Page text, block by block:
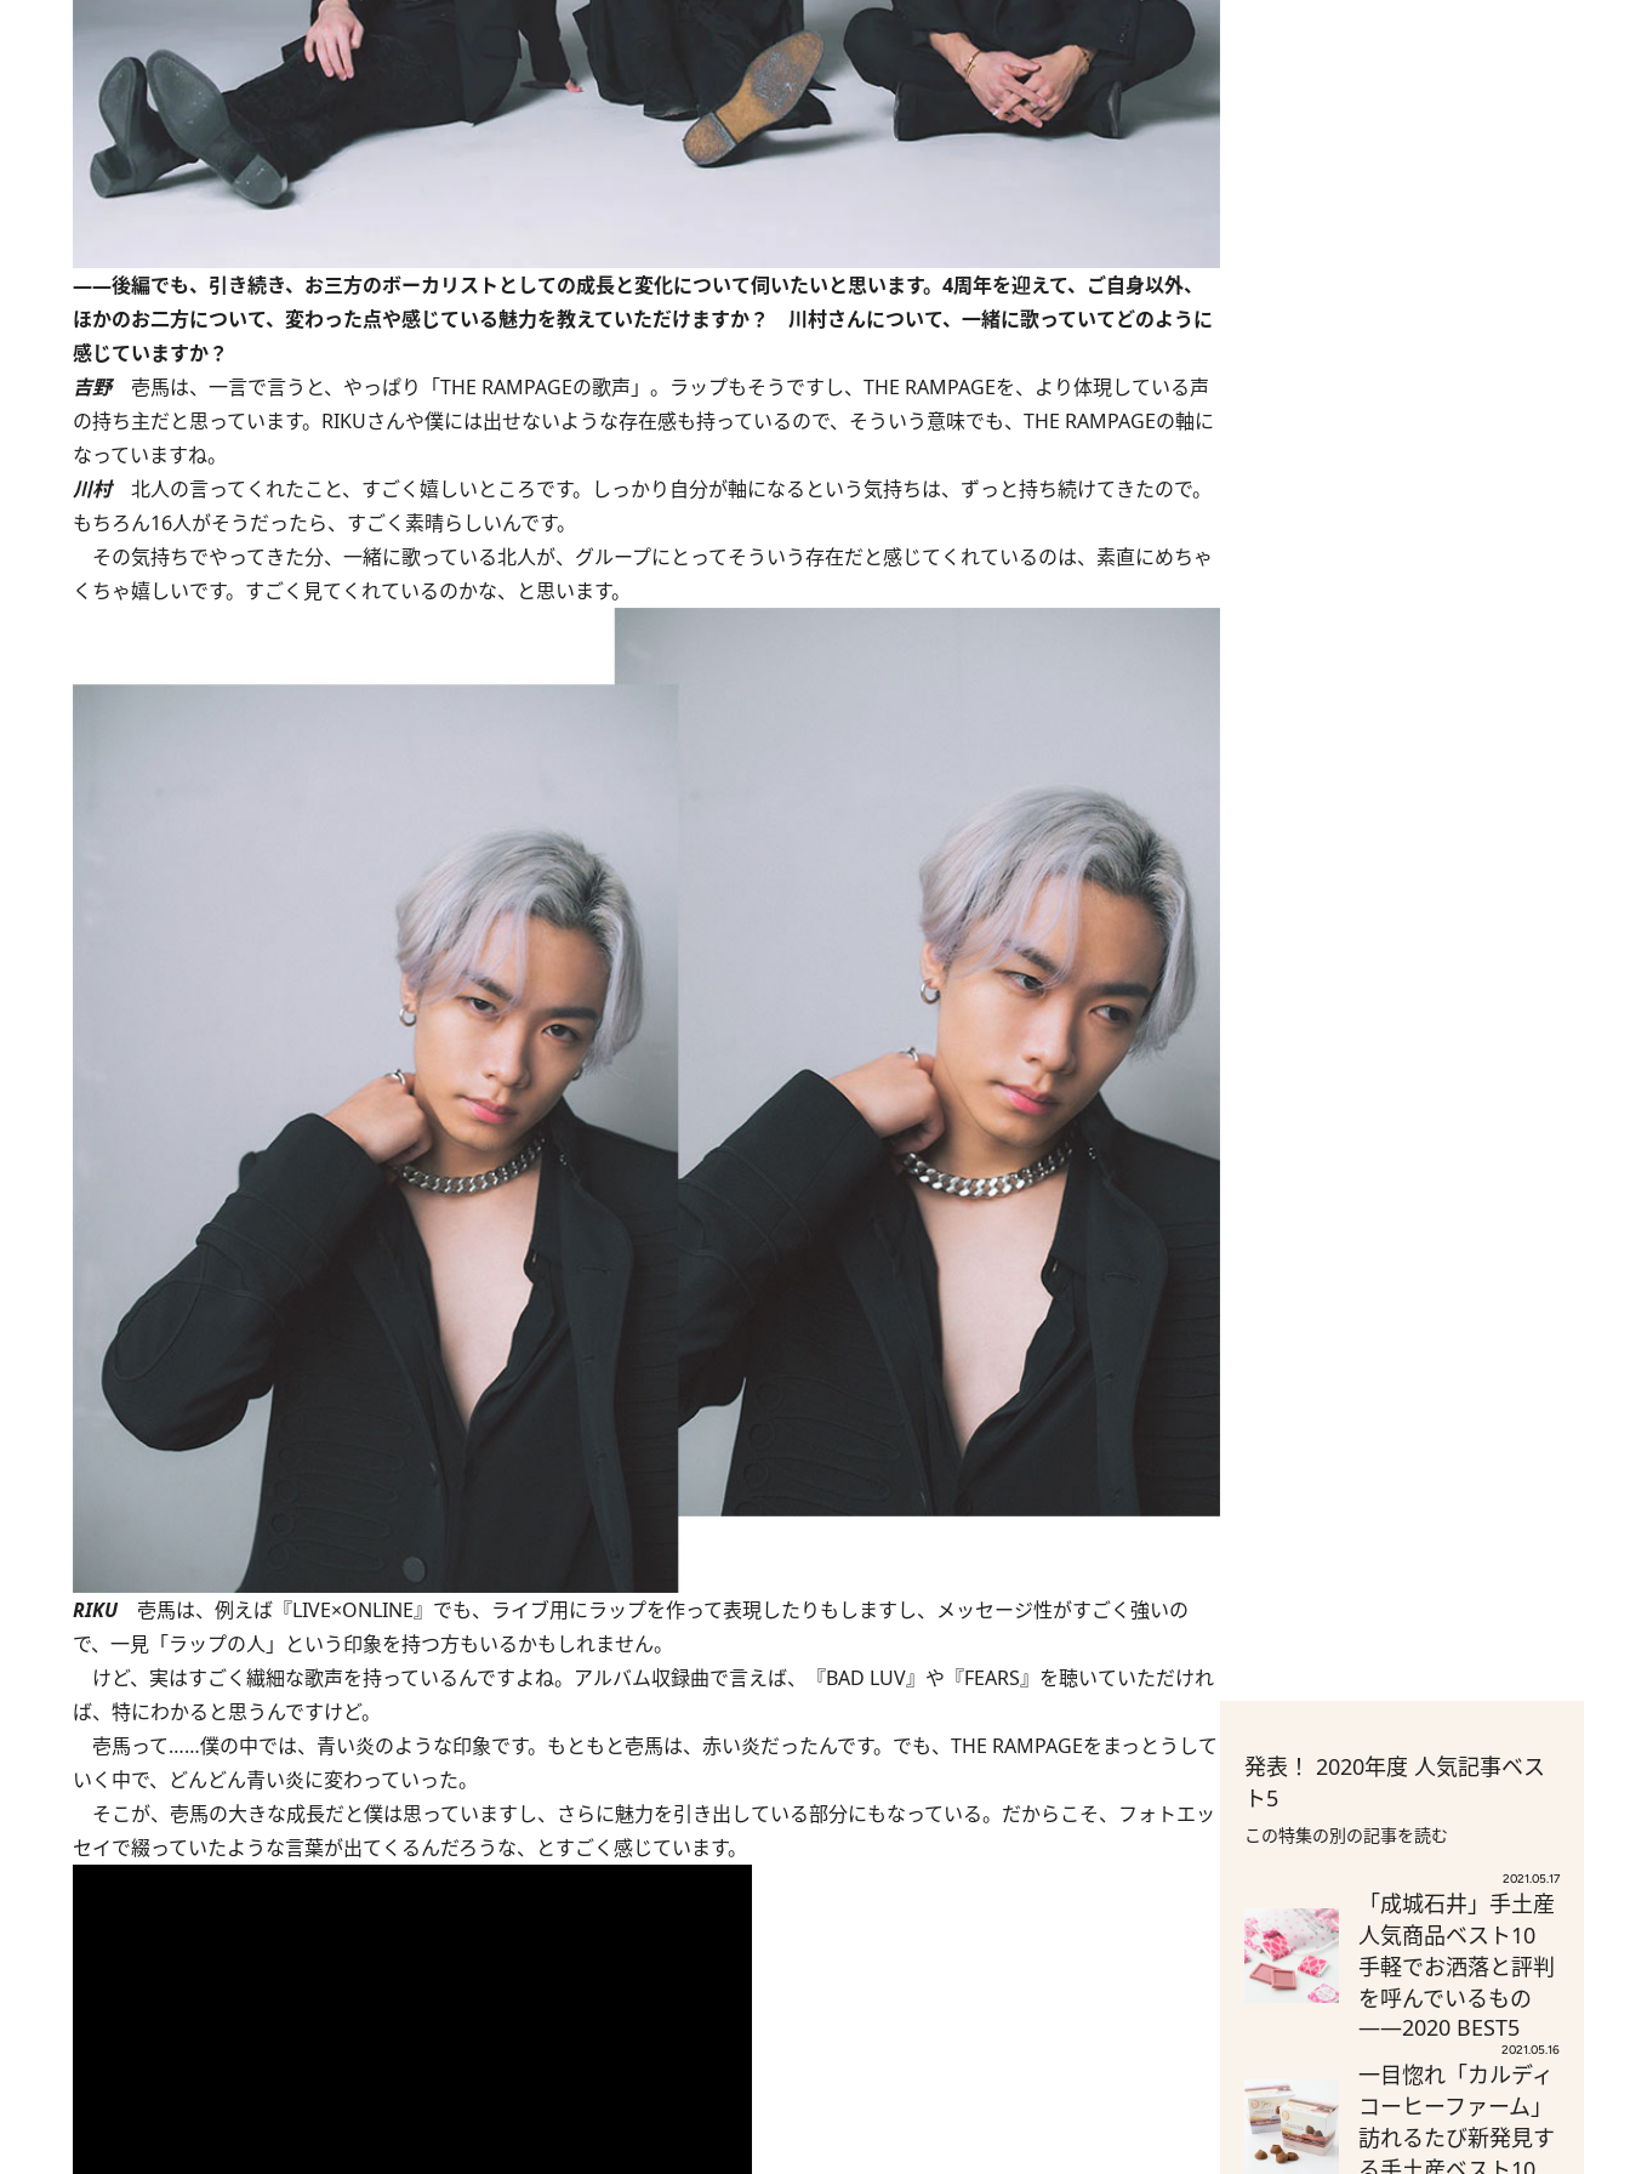
――後編でも、引き続き、お三方のボーカリストとしての成長と変化について伺いたいと思います。4周年を迎えて、ご自身以外、
ほかのお二方について、変わった点や感じている魅力を教えていただけますか？ 川村さんについて、一緒に歌っていてどのように
感じていますか？
吉野壱馬は、一言で言うと、やっぱり「THE RAMPAGEの歌声」。ラップもそうですし、THE RAMPAGEを、より体現している声
の持ち主だと思っています。RIKUさんや僕には出せないような存在感も持っているので、そういう意味でも、THE RAMPAGEの軸に
なっていますね。
川村北人の言ってくれたこと、すごく嬉しいところです。しっかり自分が軸になるという気持ちは、ずっと持ち続けてきたので。
もちろん16人がそうだったら、すごく素晴らしいんです。
その気持ちでやってきた分、一緒に歌っている北人が、グループにとってそういう存在だと感じてくれているのは、素直にめちゃ
くちゃ嬉しいです。すごく見てくれているのかな、と思います。
RIKU 壱馬は、例えば『LIVE×ONLINE』でも、ライブ用にラップを作って表現したりもしますし、メッセージ性がすごく強いの
で、一見「ラップの人」という印象を持つ方もいるかもしれません。
けど、実はすごく繊細な歌声を持っているんですよね。アルバム収録曲で言えば、『BAD LUV』や『FEARS』を聴いていただけれ
ば、特にわかると思うんですけど。
壱馬って……僕の中では、青い炎のような印象です。もともと壱馬は、赤い炎だったんです。でも、THE RAMPAGEをまっとうして
いく中で、どんどん青い炎に変わっていった。
そこが、壱馬の大きな成長だと僕は思っていますし、さらに魅力を引き出している部分にもなっている。だからこそ、フォトエッ
セイで綴っていたような言葉が出てくるんだろうな、とすごく感じています。
発表！ 2020年度 人気記事ベス
ト5
この特集の別の記事を読む
2021.05.17
「成城石井」手土産
人気商品ベスト10
手軽でお洒落と評判
を呼んでいるもの
――2020 BEST5
2021.05.16
一目惚れ「カルディ
コーヒーファーム」
訪れるたび新発見す